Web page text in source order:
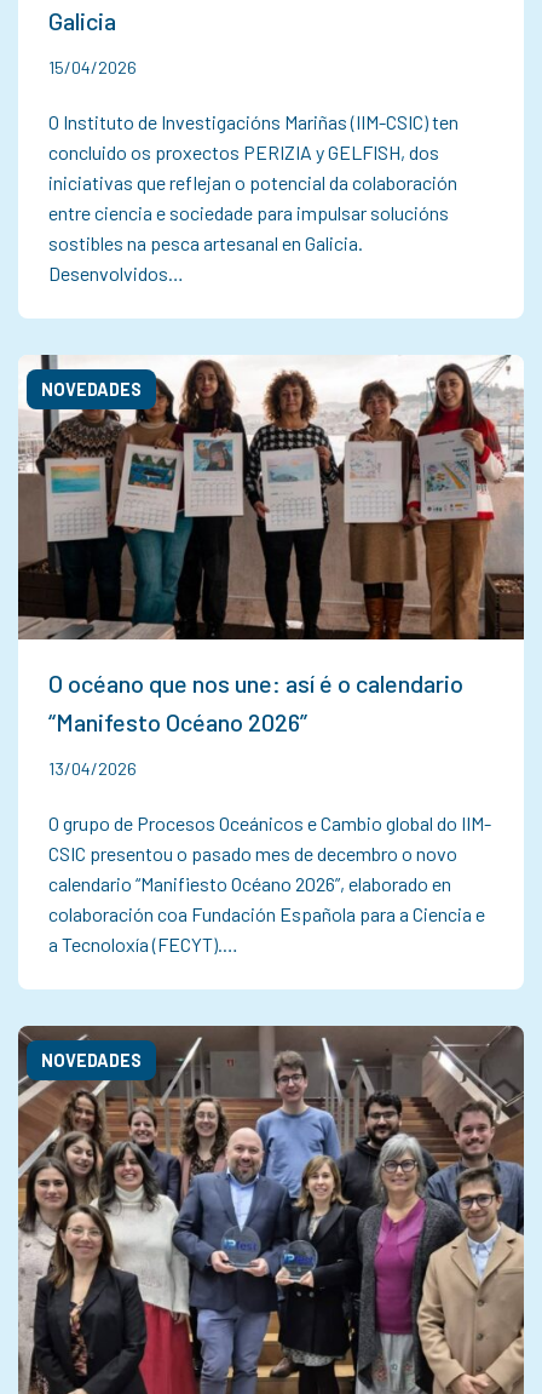
Galicia
15/04/2026
O Instituto de Investigacións Mariñas (IIM-CSIC) ten
concluido os proxectos PERIZIA y GELFISH, dos
iniciativas que reflejan o potencial da colaboración
entre ciencia e sociedade para impulsar solucións
sostibles na pesca artesanal en Galicia.
Desenvolvidos…
O océano que nos une: así é o calendario
“Manifesto Océano 2026”
NOVEDADES
13/04/2026
O grupo de Procesos Oceánicos e Cambio global do IIM-
CSIC presentou o pasado mes de decembro o novo
calendario “Manifiesto Océano 2026”, elaborado en
colaboración coa Fundación Española para a Ciencia e
a Tecnoloxía (FECYT).…
NOVEDADES